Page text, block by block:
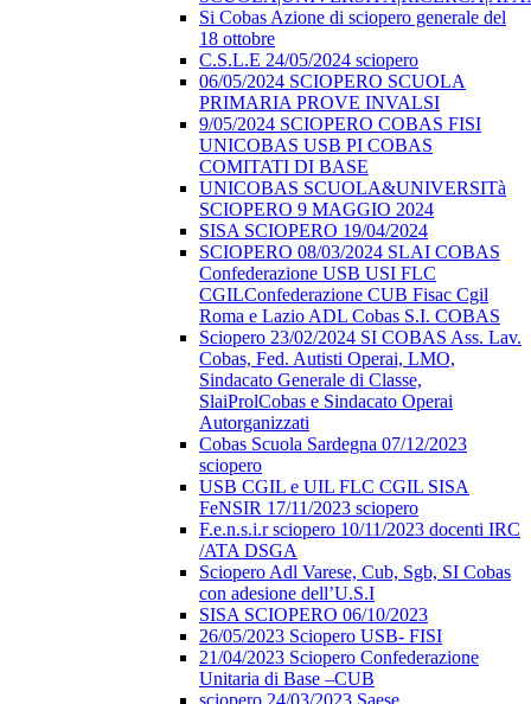
Si Cobas Azione di sciopero generale del
18 ottobre
C.S.L.E 24/05/2024 sciopero
06/05/2024 SCIOPERO SCUOLA
PRIMARIA PROVE INVALSI
9/05/2024 SCIOPERO COBAS FISI
UNICOBAS USB PI COBAS
COMITATI DI BASE
UNICOBAS SCUOLA&UNIVERSITà
SCIOPERO 9 MAGGIO 2024
SISA SCIOPERO 19/04/2024
SCIOPERO 08/03/2024 SLAI COBAS
Confederazione USB USI FLC
CGILConfederazione CUB Fisac Cgil
Roma e Lazio ADL Cobas S.I. COBAS
Sciopero 23/02/2024 SI COBAS Ass. Lav.
Cobas, Fed. Autisti Operai, LMO,
Sindacato Generale di Classe,
SlaiProlCobas e Sindacato Operai
Autorganizzati
Cobas Scuola Sardegna 07/12/2023
sciopero
USB CGIL e UIL FLC CGIL SISA
FeNSIR 17/11/2023 sciopero
F.e.n.s.i.r sciopero 10/11/2023 docenti IRC
/ATA DSGA
Sciopero Adl Varese, Cub, Sgb, SI Cobas
con adesione dell’U.S.I
SISA SCIOPERO 06/10/2023
26/05/2023 Sciopero USB- FISI
21/04/2023 Sciopero Confederazione
Unitaria di Base –CUB